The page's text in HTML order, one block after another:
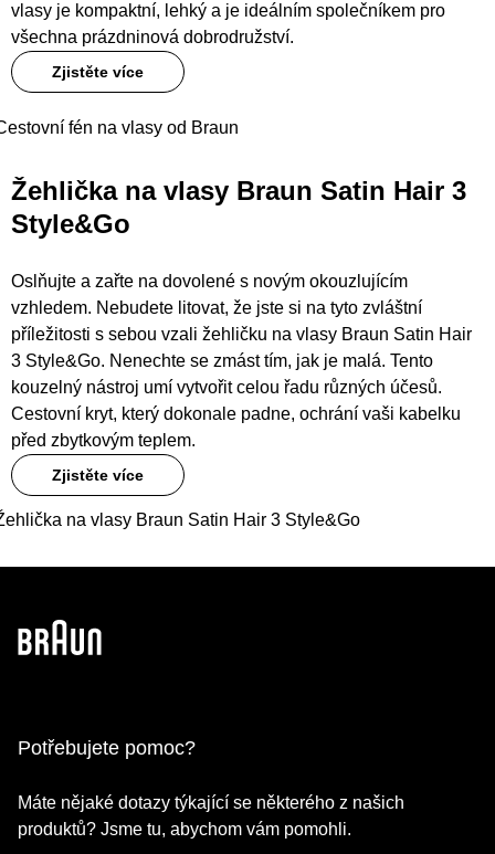
vlasy je kompaktní, lehký a je ideálním společníkem pro
všechna prázdninová dobrodružství.
Zjistěte více
fén na vlasy od Braun
Žehlička na vlasy Braun Satin Hair 3
Style&Go
Oslňujte a zařte na dovolené s novým okouzlujícím
vzhledem. Nebudete litovat, že jste si na tyto zvláštní
příležitosti s sebou vzali žehličku na vlasy Braun Satin Hair
3 Style&Go. Nenechte se zmást tím, jak je malá. Tento
kouzelný nástroj umí vytvořit celou řadu různých účesů.
Cestovní kryt, který dokonale padne, ochrání vaši kabelku
před zbytkovým teplem.
Zjistěte více
na vlasy Braun Satin Hair 3 Style&Go
Potřebujete pomoc?
Máte nějaké dotazy týkající se některého z našich
produktů? Jsme tu, abychom vám pomohli.